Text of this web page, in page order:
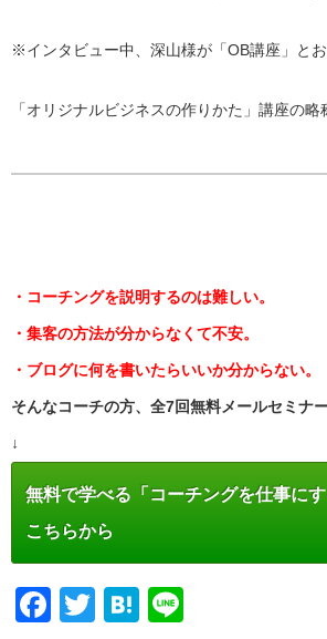
※インタビュー中、深山様が「OB講座」と
「オリジナルビジネスの作りかた」講座の略
・コーチングを説明するのは難しい。
・集客の方法が分からなくて不安。
・ブログに何を書いたらいいか分からない。
そんなコーチの方、全7回無料メールセミナ
↓
無料で学べる「コーチングを仕事に
こちらから
Facebook
TwitterHatena